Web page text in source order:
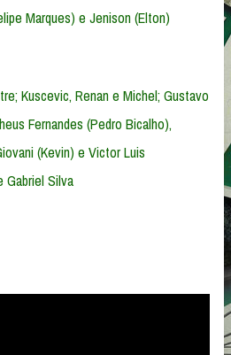
Marques) e Jenison (Elton)
Kuscevic, Renan e Michel; Gustavo
Fernandes (Pedro Bicalho),
(Kevin) e Victor Luis
Gabriel Silva